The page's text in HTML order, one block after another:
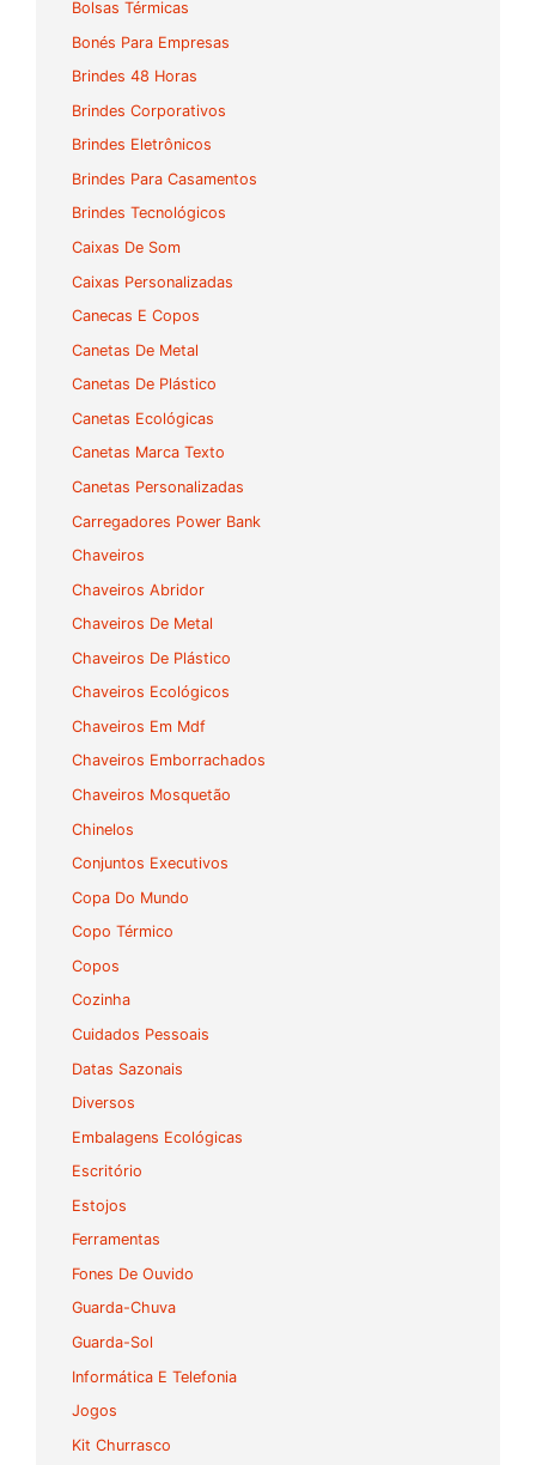
Bolsas Térmicas
Bonés Para Empresas
Brindes 48 Horas
Brindes Corporativos
Brindes Eletrônicos
Brindes Para Casamentos
Brindes Tecnológicos
Caixas De Som
Caixas Personalizadas
Canecas E Copos
Canetas De Metal
Canetas De Plástico
Canetas Ecológicas
Canetas Marca Texto
Canetas Personalizadas
Carregadores Power Bank
Chaveiros
Chaveiros Abridor
Chaveiros De Metal
Chaveiros De Plástico
Chaveiros Ecológicos
Chaveiros Em Mdf
Chaveiros Emborrachados
Chaveiros Mosquetão
Chinelos
Conjuntos Executivos
Copa Do Mundo
Copo Térmico
Copos
Cozinha
Cuidados Pessoais
Datas Sazonais
Diversos
Embalagens Ecológicas
Escritório
Estojos
Ferramentas
Fones De Ouvido
Guarda-Chuva
Guarda-Sol
Informática E Telefonia
Jogos
Kit Churrasco